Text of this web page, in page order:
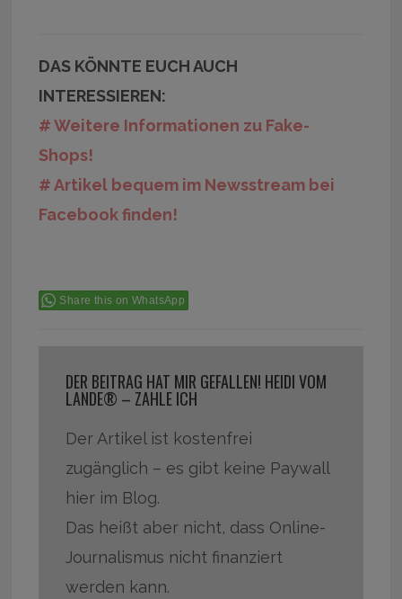
DAS KÖNNTE EUCH AUCH
INTERESSIEREN:
# Weitere Informationen zu Fake-
Shops!
# Artikel bequem im Newsstream bei
Facebook finden!
Share this on WhatsApp
DER BEITRAG HAT MIR GEFALLEN! HEIDI VOM
LANDE® – ZAHLE ICH
Der Artikel ist kostenfrei
zugänglich – es gibt keine Paywall
hier im Blog.
Das heißt aber nicht, dass Online-
Journalismus nicht finanziert
werden kann.